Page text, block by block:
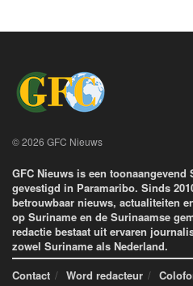
© 2026 GFC Nieuws
GFC Nieuws is een
gevestigd in Paramaribo. Sinds
betrouwbaar nieuws, actualiteiten
op Suriname en de Surinaamse
redactie bestaat uit ervaren
zowel Suriname als Nederland.
Contact
Word redacteur